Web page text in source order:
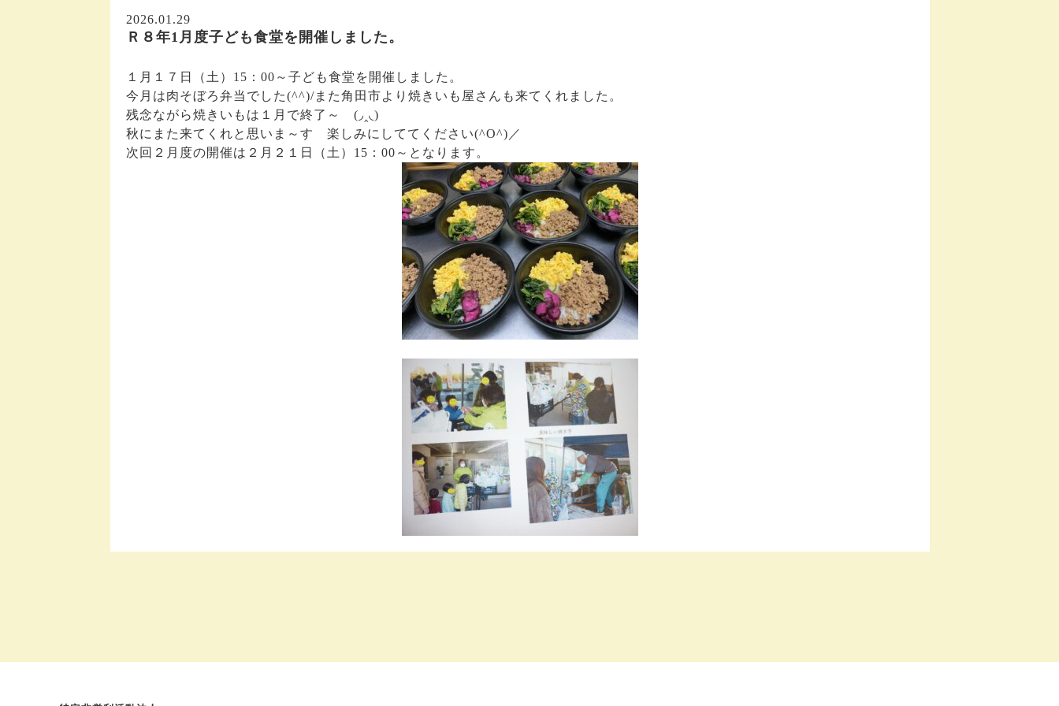
2026.01.29
Ｒ８年1月度子ども食堂を開催しました。
１月１７日（土）15：00～子ども食堂を開催しました。
今月は肉そぼろ弁当でした(^^)/また角田市より焼きいも屋さんも来てくれました。
残念ながら焼きいもは１月で終了～ (◞‸◟)
秋にまた来てくれと思いま～す 楽しみにしててください(^O^)／
次回２月度の開催は２月２１日（土）15：00～となります。